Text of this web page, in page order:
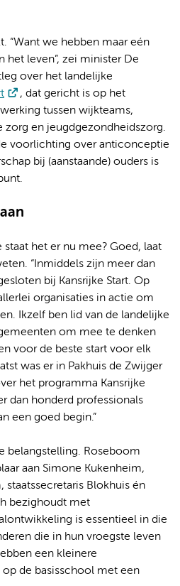
“Want we hebben maar eén
het leven”, zei minister De
over het landelijke
, dat gericht is op het
tussen wijkteams,
zorg en jeugdgezondheidszorg.
voorlichting over anticonceptie
bij (aanstaande) ouders is
het er nu mee? Goed, laat
“Inmiddels zijn meer dan
bij Kansrijke Start. Op
organisaties in actie om
Ikzelf ben lid van de landelijke
om mee te denken
voor de beste start voor elk
was er in Pakhuis de Zwijger
het programma Kansrijke
dan honderd professionals
een goed begin.”
belangstelling. Roseboom
aan Simone Kukenheim,
Blokhuis én
bezighoudt met
is essentieel in die
die in hun vroegste leven
een kleinere
de basisschool met een